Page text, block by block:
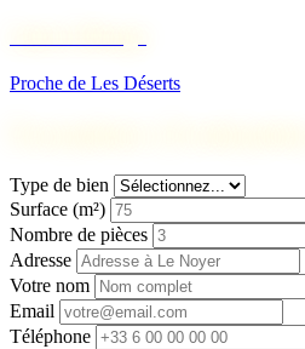
Proche de Les Déserts
Type de bien
Surface (m²)
Nombre de pièces
Adresse
Votre nom
Email
Téléphone